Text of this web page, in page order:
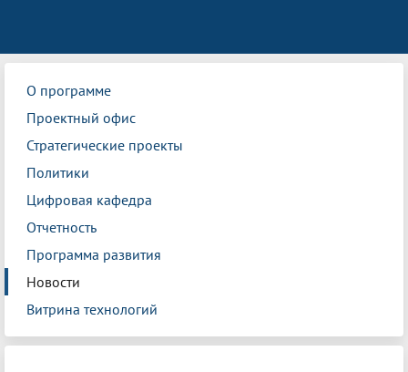
О программе
Проектный офис
Стратегические проекты
Политики
Цифровая кафедра
Отчетность
Программа развития
Новости
Витрина технологий